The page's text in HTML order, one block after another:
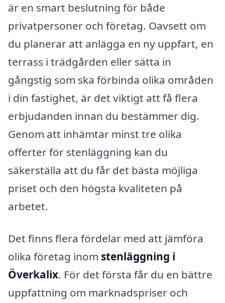
är en smart beslutning för både
privatpersoner och företag. Oavsett om
du planerar att anlägga en ny uppfart, en
terrass i trädgården eller sätta in
gångstig som ska förbinda olika områden
i din fastighet, är det viktigt att få flera
erbjudanden innan du bestämmer dig.
Genom att inhämtar minst tre olika
offerter för stenläggning kan du
säkerställa att du får det bästa möjliga
priset och den högsta kvaliteten på
arbetet.
Det finns flera fördelar med att jämföra
olika företag inom stenläggning i
Överkalix. För det första får du en bättre
uppfattning om marknadspriser och